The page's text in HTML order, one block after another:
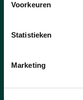
Voorkeuren
Statistieken
Marketing
09/07/26